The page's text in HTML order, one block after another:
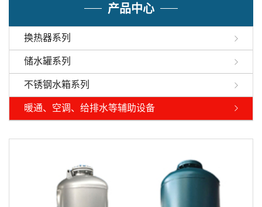
产品中心
换热器系列
储水罐系列
不锈钢水箱系列
暖通、空调、给排水等辅助设备